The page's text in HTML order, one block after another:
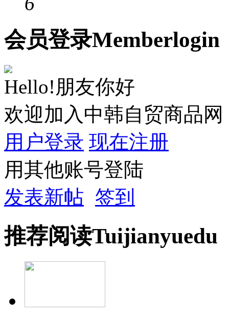
会员登录Memberlogin
Hello!朋友你好
欢迎加入中韩自贸商品网
用户登录 现在注册
用其他账号登陆
发表新帖 签到
推荐阅读Tuijianyuedu